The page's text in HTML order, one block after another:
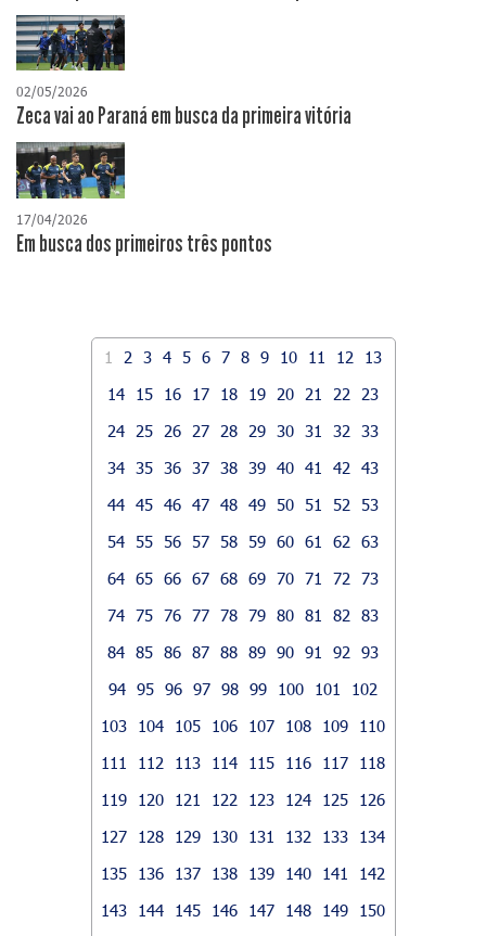
02/05/2026
Zeca vai ao Paraná em busca da primeira vitória
17/04/2026
​Em busca dos primeiros três pontos
1 2 3 4 5 6 7 8 9 10 11 12
13
14
15 16 17 18 19 20 21 22
23
24
25 26 27 28 29 30 31 32
33
34
35 36 37 38 39 40 41 42
43
44 45 46 47 48 49 50 51 52
53
54
55 56 57 58 59 60 61 62
63
64 65 66 67 68 69 70 71 72
73
74 75 76 77 78 79 80 81 82
83
84 85 86 87 88 89 90 91 92
93
94 95 96 97 98 99 100 101
102
103
104 105 106 107 108 109
110
111
112 113 114 115 116 117
118
119
120 121 122 123 124 125
126
127
128 129 130 131 132 133
134
135
136 137 138 139 140 141
142
143
144 145 146 147 148 149
150